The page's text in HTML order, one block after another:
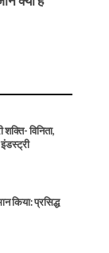
शक्ति- विनिता,
किया: प्रसिद्ध